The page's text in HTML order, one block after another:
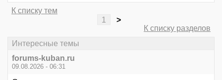
К списку тем
1
>
К списку разделов
Интересные темы
forums-kuban.ru
09.08.2026 - 06:31